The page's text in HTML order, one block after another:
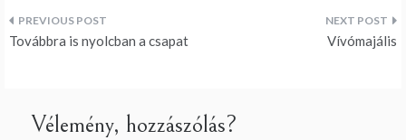
Bejegyzés
Továbbra is nyolcban a csapat Vívómajális
Vélemény, hozzászólás?